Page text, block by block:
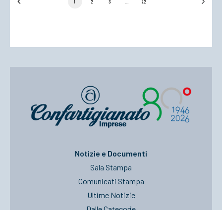
1 2 3 22
Notizie e Documenti
Sala Stampa
Comunicati Stampa
Ultime Notizie